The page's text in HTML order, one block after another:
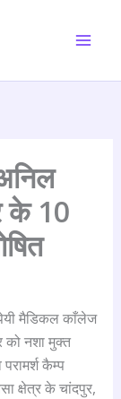
के 10
मैडिकल काँलेज
को नशा मुक्त
कैम्प
क्षेत्र के चांदपुर,